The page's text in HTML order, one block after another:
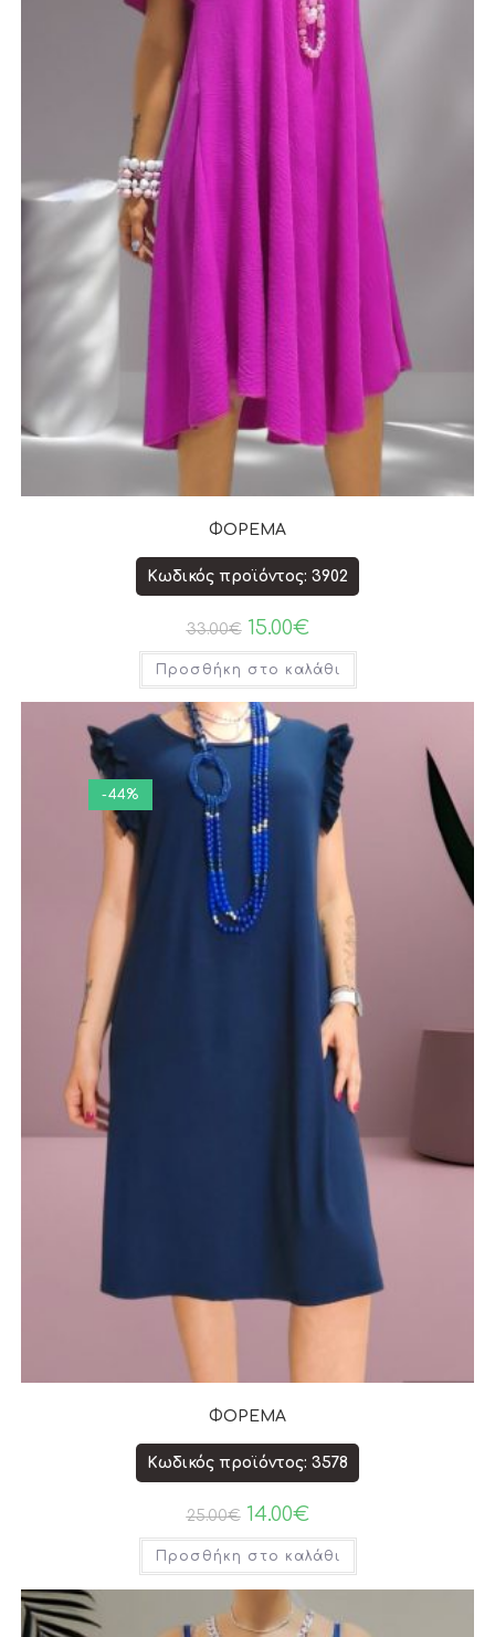
ΦΟΡΕΜΑ
Κωδικός προϊόντος: 3902
33.00€ 15.00€
Προσθήκη στο καλάθι
-44%
ΦΟΡΕΜΑ
Κωδικός προϊόντος: 3578
25.00€ 14.00€
Προσθήκη στο καλάθι